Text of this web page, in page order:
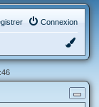
Connexion